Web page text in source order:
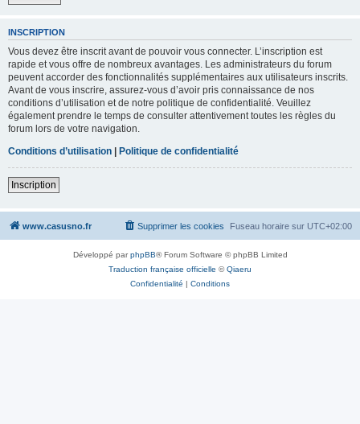
INSCRIPTION
Vous devez être inscrit avant de pouvoir vous connecter. L’inscription est
rapide et vous offre de nombreux avantages. Les administrateurs du forum
peuvent accorder des fonctionnalités supplémentaires aux utilisateurs inscrits.
Avant de vous inscrire, assurez-vous d’avoir pris connaissance de nos
conditions d’utilisation et de notre politique de confidentialité. Veuillez
également prendre le temps de consulter attentivement toutes les règles du
forum lors de votre navigation.
Conditions d’utilisation | Politique de confidentialité
Inscription
www.casusno.fr Fuseau horaire sur UTC+02:00
Supprimer les cookies
Développé parphpBB® Forum Software © phpBB Limited
Traduction française officielle ©Qiaeru
Confidentialité | Conditions